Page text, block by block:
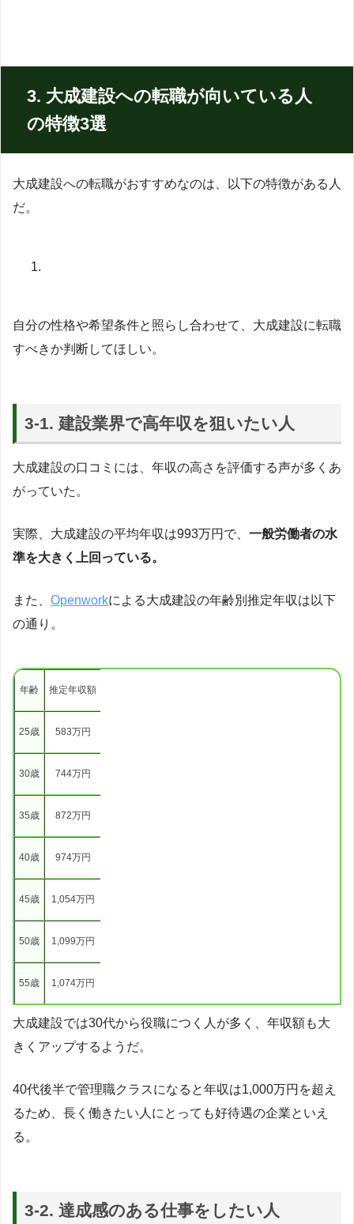
3. 大成建設への転職が向いている人
の特徴3選
大成建設への転職がおすすめなのは、以下の特徴がある人
だ。
自分の性格や希望条件と照らし合わせて、大成建設に転職
すべきか判断してほしい。
3-1. 建設業界で高年収を狙いたい人
大成建設の口コミには、年収の高さを評価する声が多くあ
がっていた。
実際、大成建設の平均年収は993万円で、 一般労働者の水
準を大きく上回っている。
また、 Openworkによる大成建設の年齢別推定年収は以下
の通り。
年齢 推定年収額
25歳 583万円
30歳 744万円
35歳 872万円
40歳 974万円
45歳 1,054万円
50歳 1,099万円
55歳 1,074万円
大成建設では30代から役職につく人が多く、年収額も大
きくアップするようだ。
40代後半で管理職クラスになると年収は1,000万円を超え
るため、長く働きたい人にとっても好待遇の企業といえ
る。
3-2. 達成感のある仕事をしたい人